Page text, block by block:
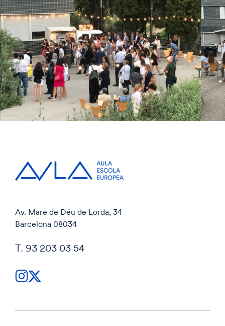
Av. Mare de Déu de Lorda, 34
Barcelona 08034
T. 93 203 03 54